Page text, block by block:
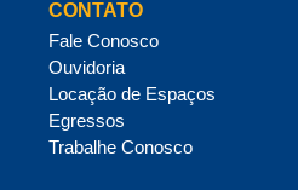
CONTATO
Fale Conosco
Ouvidoria
Locação de Espaços
Egressos
Trabalhe Conosco